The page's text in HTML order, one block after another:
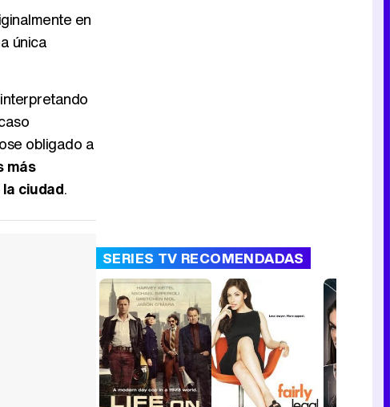
en
única
obligado a
más
ciudad.
SERIES TV RECOMENDADAS